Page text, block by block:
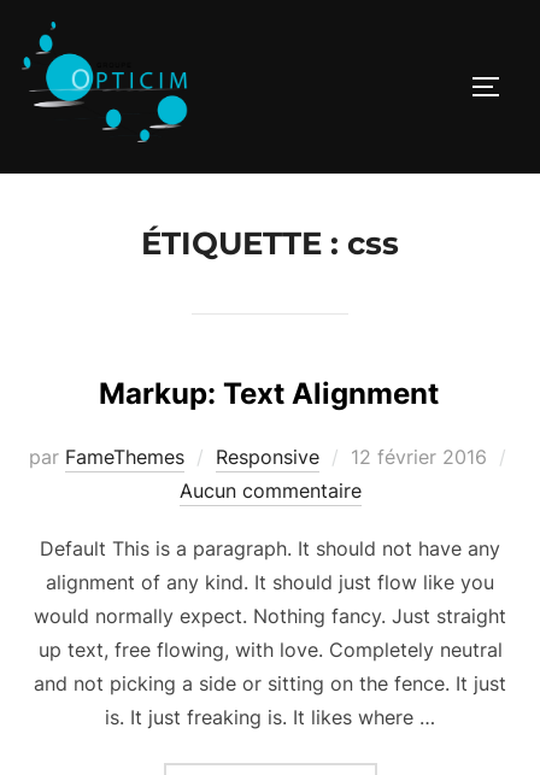
contenu
ÉTIQUETTE : css
Markup: Text Alignment
par FameThemes Responsive
Publié
le
12 février 2016
Aucun commentaire
Default This is a paragraph. It should not have any
alignment of any kind. It should just flow like you
would normally expect. Nothing fancy. Just straight
up text, free flowing, with love. Completely neutral
and not picking a side or sitting on the fence. It just
is. It just freaking is. It likes where …